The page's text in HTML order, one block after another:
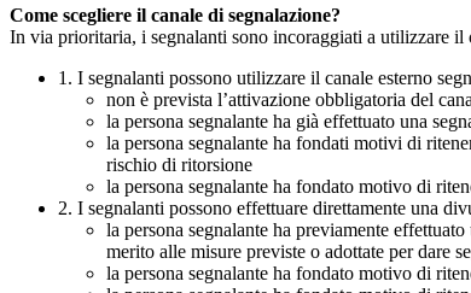
Come scegliere il canale di segnalazione?
In via prioritaria, i segnalanti sono incoraggiati a utilizzare il
1. I segnalanti possono utilizzare il canale esterno
non è prevista l’attivazione obbligatoria del
la persona segnalante ha già effettuato una
la persona segnalante ha fondati motivi di
rischio di ritorsione
la persona segnalante ha fondato motivo di
2. I segnalanti possono effettuare direttamente una
la persona segnalante ha previamente
merito alle misure previste o adottate per dare
la persona segnalante ha fondato motivo di